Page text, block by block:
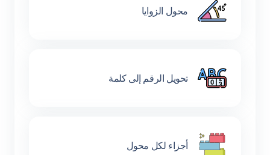
محول الزوايا
تحويل الرقم إلى كلمة
أجزاء لكل محول